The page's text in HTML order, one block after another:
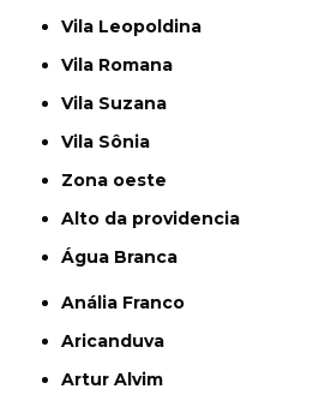
Vila Leopoldina
Vila Romana
Vila Suzana
Vila Sônia
Zona oeste
alto da providencia
Água Branca
Anália Franco
Aricanduva
Artur Alvim